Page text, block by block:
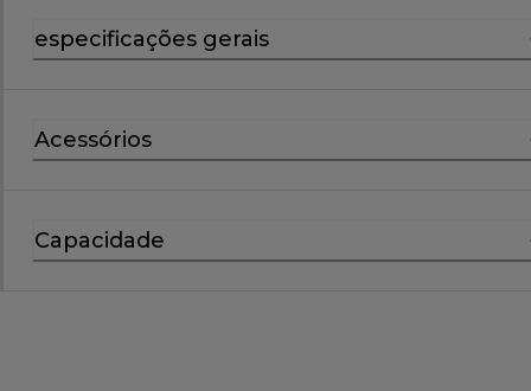
especificações gerais
Acessórios
Capacidade